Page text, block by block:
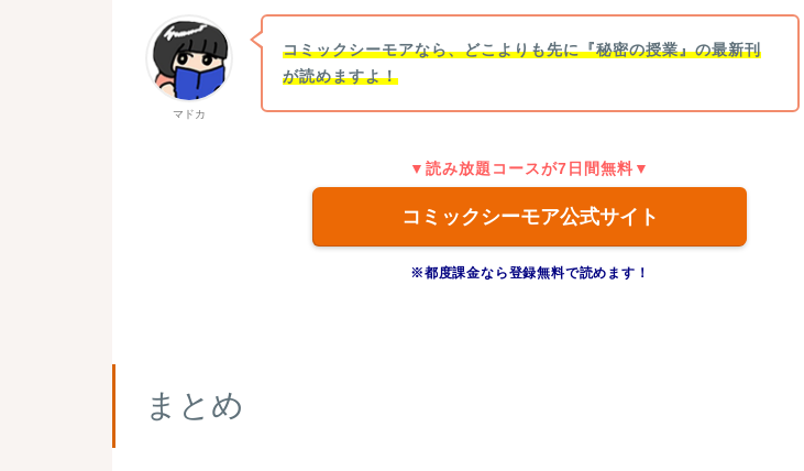
マドカ
コミックシーモアなら、どこよりも先に『秘密の授業』の最新刊
が読めますよ！
▼読み放題コースが7日間無料▼
コミックシーモア公式サイト
※都度課金なら登録無料で読めます！
まとめ